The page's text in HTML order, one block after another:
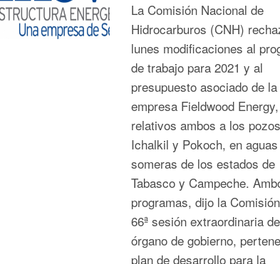
La Comisión Nacional de
Hidrocarburos (CNH)
lunes modificaciones al
de trabajo para 2021 y al
presupuesto asociado de la
empresa Fieldwood Energy,
relativos ambos a los pozos
Ichalkil y Pokoch, en aguas
someras de los estados de
Tabasco y Campeche.
programas, dijo la
66ª sesión extraordinaria
órgano de gobierno,
plan de desarrollo para la